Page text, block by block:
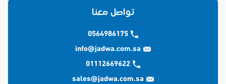
تواصل معنا
0564986175
info@jadwa.com.sa
01112669622
sales@jadwa.com.sa